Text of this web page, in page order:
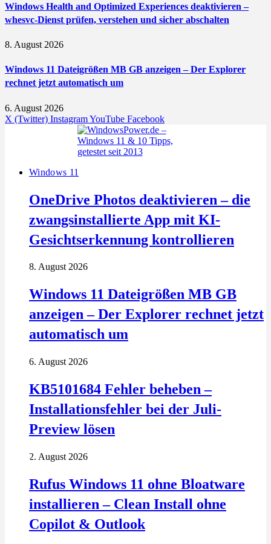
Windows Health and Optimized Experiences deaktivieren –
whesvc-Dienst prüfen, verstehen und sicher abschalten
8. August 2026
Windows 11 Dateigrößen MB GB anzeigen – Der Explorer
rechnet jetzt automatisch um
6. August 2026
X (Twitter) InstagramYouTube Facebook
Windows 11
OneDrive Photos deaktivieren – die
zwangsinstallierte App mit KI-
Gesichtserkennung kontrollieren
8. August 2026
Windows 11 Dateigrößen MB GB
anzeigen – Der Explorer rechnet jetzt
automatisch um
6. August 2026
KB5101684 Fehler beheben –
Installationsfehler bei der Juli-
Preview lösen
2. August 2026
Rufus Windows 11 ohne Bloatware
installieren – Clean Install ohne
Copilot & Outlook